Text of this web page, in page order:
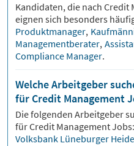
Kandidaten, die nach Credit
eignen sich besonders
Produktmanager,
Managementberater,
Compliance Manager.
Welche Arbeitgeber
für Credit Management
Die folgenden Arbeitgeber
fürCredit ManagementJobs:
Volksbank Lüneburger